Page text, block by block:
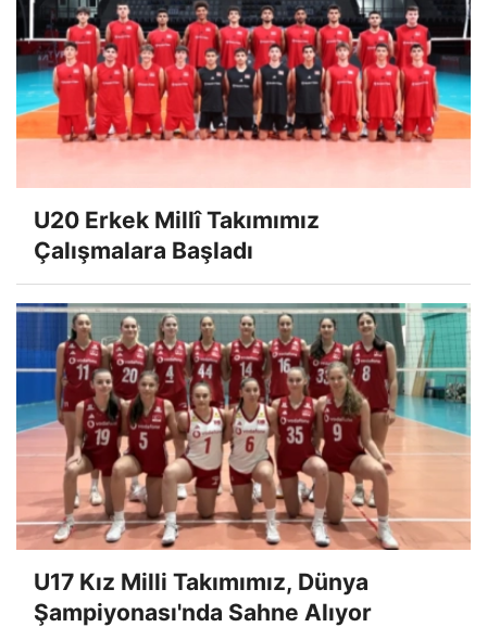
U20 Erkek Millî Takımımız
Çalışmalara Başladı
U17 Kız Milli Takımımız, Dünya
Şampiyonası'nda Sahne Alıyor